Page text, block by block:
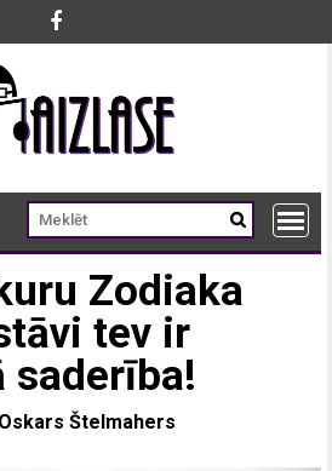
Zodiaka
tev ir
Oskars Štelmahers